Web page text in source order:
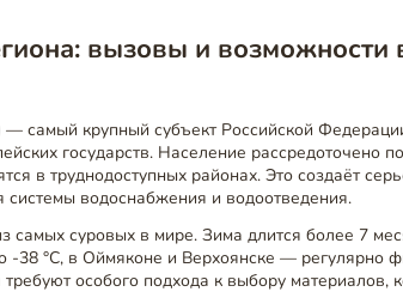
вызовы и возможности
— самый крупный субъект Российской
государств. Население рассредоточено
в труднодоступных районах. Это создаёт
системы водоснабжения и водоотведения.
самых суровых в мире. Зима длится более 7
-38 °C, в Оймяконе и Верхоянске — регулярно
особого подхода к выбору материалов,